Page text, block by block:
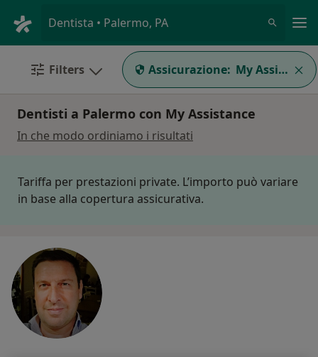
Dentista • Palermo, PA
Filters Assicurazione: My Assistance
Dentisti a Palermo con My Assistance
In che modo ordiniamo i risultati
Tariffa per prestazioni private. L’importo può variare
in base alla copertura assicurativa.